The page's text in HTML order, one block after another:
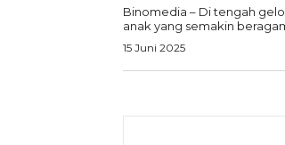
Binomedia – Di tengah
anak yang semakin
15 Juni 2025